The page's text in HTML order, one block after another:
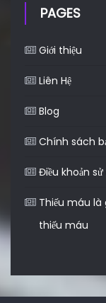
PAGES
Giới thiệu
Liên Hệ
Blog
Chính sách
Điều khoản
Thiếu máu là
thiếu máu